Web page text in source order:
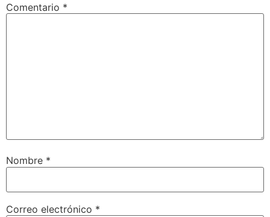
Comentario *
Nombre *
Correo electrónico *